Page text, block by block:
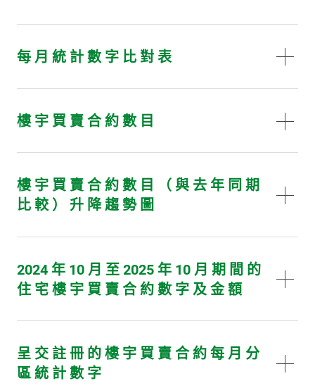
每 月 統 計 數 字 比 對 表
樓 宇 買 賣 合 約 數 目
樓 宇 買 賣 合 約 數 目 （ 與 去 年 同 期
比 較 ） 升 降 趨 勢 圖
2024 年 10 月 至 2025 年 10 月 期 間 的
住 宅 樓 宇 買 賣 合 約 數 字 及 金 額
呈 交 註 冊 的 樓 宇 買 賣 合 約 每 月 分
區 統 計 數 字